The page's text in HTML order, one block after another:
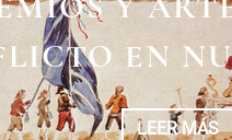
EN
LEER MÁS